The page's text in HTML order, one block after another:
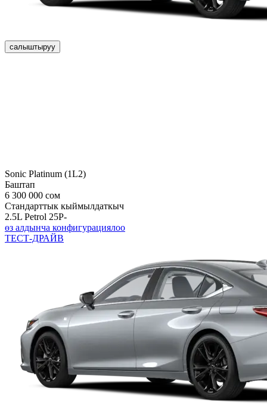
салыштыруу
Sonic Platinum (1L2)
Баштап
6 300 000 сом
Стандарттык кыймылдаткыч
2.5L Petrol 25P-
өз алдынча конфигурациялоо
ТЕСТ-ДРАЙВ